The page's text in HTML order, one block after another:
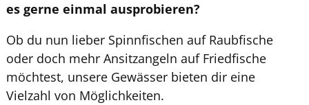
es gerne einmal ausprobieren?
Ob du nun lieber Spinnfischen auf Raubfische
oder doch mehr Ansitzangeln auf Friedfische
möchtest, unsere Gewässer bieten dir eine
Vielzahl von Möglichkeiten.